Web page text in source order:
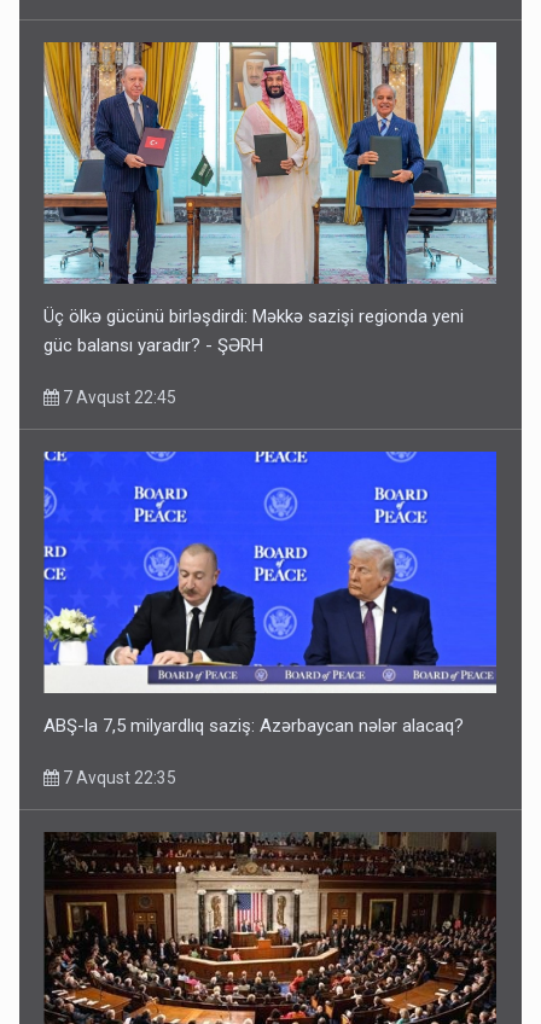
Üç ölkə gücünü birləşdirdi: Məkkə sazişi regionda yeni
güc balansı yaradır? - ŞƏRH
7 Avqust 22:45
ABŞ-la 7,5 milyardlıq saziş: Azərbaycan nələr alacaq?
7 Avqust 22:35